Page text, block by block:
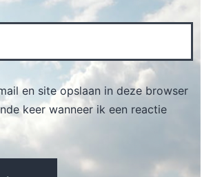
en site opslaan in deze browser
keer wanneer ik een reactie